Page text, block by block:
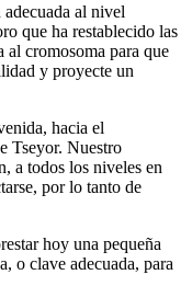
al nivel
que ha restablecido las
cromosoma para que
y proyecte un
hacia el
Tseyor. Nuestro
a todos los niveles en
por lo tanto de
hoy una pequeña
o clave adecuada, para